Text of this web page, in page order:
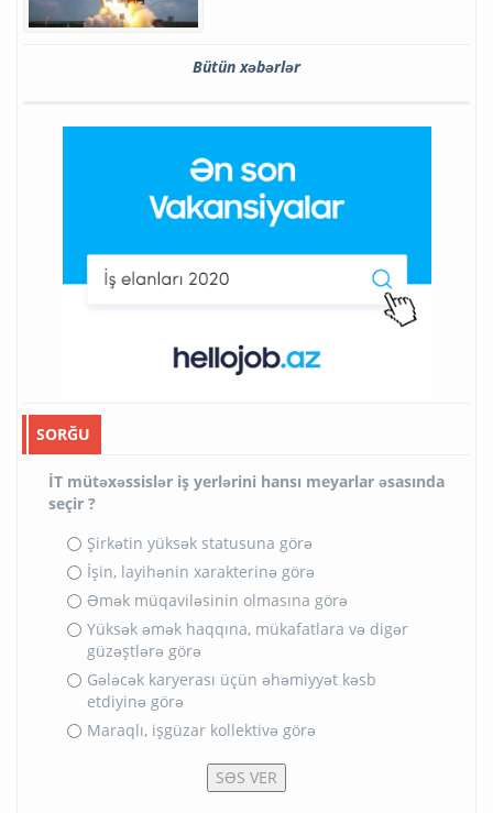
Bütün xəbərlər
SORĞU
İT mütəxəssislər iş yerlərini hansı meyarlar əsasında
seçir ?
Şirkətin yüksək statusuna görə
İşin, layihənin xarakterinə görə
Əmək müqaviləsinin olmasına görə
Yüksək əmək haqqına, mükafatlara və digər
güzəştlərə görə
Gələcək karyerası üçün əhəmiyyət kəsb
etdiyinə görə
Maraqlı, işgüzar kollektivə görə